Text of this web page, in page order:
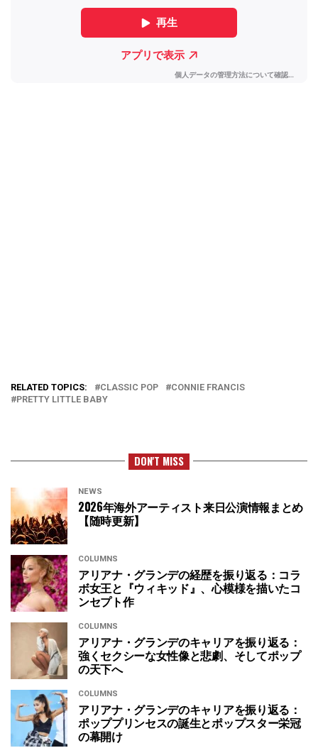
RELATED TOPICS: CLASSIC POP
CONNIE FRANCIS
PRETTY LITTLE BABY
DON'T MISS
NEWS
2026年海外アーティスト来日公演情報まとめ
【随時更新】
COLUMNS
アリアナ・グランデの経歴を振り返る：コラ
ボ女王と『ウィキッド』、心模様を描いたコ
ンセプト作
COLUMNS
アリアナ・グランデのキャリアを振り返る：
強くセクシーな女性像と悲劇、そしてポップ
の天下へ
COLUMNS
アリアナ・グランデのキャリアを振り返る：
ポッププリンセスの誕生とポップスター栄冠
の幕開け